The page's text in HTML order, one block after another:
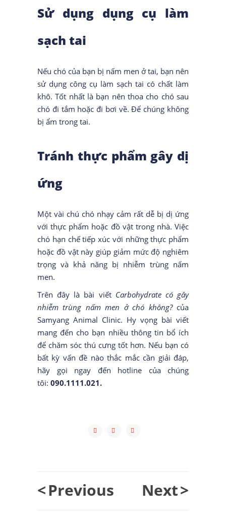
Sử dụng dụng cụ làm
sạch tai
Nếu chó của bạn bị nấm men ở tai, bạn nên
sử dụng công cụ làm sạch tai có chất làm
khô. Tốt nhất là bạn nên thoa cho chó sau
chó đi tắm hoặc đi bơi về. Để chúng không
bị ẩm trong tai.
Tránh thực phẩm gây dị
ứng
Một vài chú chó nhạy cảm rất dễ bị dị ứng
với thực phẩm hoặc đồ vật trong nhà. Việc
chó hạn chế tiếp xúc với những thực phẩm
hoặc đồ vật này giúp giảm mức độ nghiêm
trọng và khả năng bị nhiễm trùng nấm
men.
Trên đây là bài viết Carbohydrate có gây
nhiễm trùng nấm men ở chó không? của
Samyang Animal Clinic. Hy vọng bài viết
mang đến cho bạn nhiều thông tin bổ ích
để chăm sóc thú cưng tốt hơn. Nếu bạn có
bất kỳ vấn đề nào thắc mắc cần giải đáp,
hãy gọi ngay đến hotline của chúng
tôi: 090.1111.021.
<Previous >
Next